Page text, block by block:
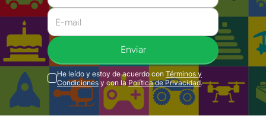
Enviar
He leído y estoy de acuerdo con Términos y
Condiciones y con la Política de Privacidad.